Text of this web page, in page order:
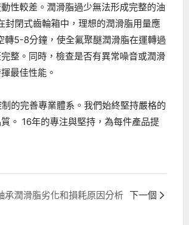
性較差。潤滑脂過少無法形成完整的油
閉式齒輪箱中，理想的潤滑脂用量應
5-8分鐘，使全氟聚醚潤滑脂在運轉過
整。同時，檢查是否有異常噪音或潤滑
最佳性能。
的完善專業體系。我們始終堅持嚴格的
。 16年的專注與堅持，為每件產品提
承潤滑脂劣化和損耗原因分析 下一個